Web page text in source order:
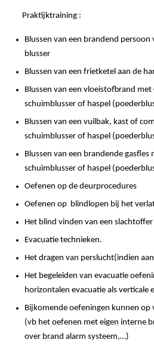
Praktijktraining :
Blussen van een brandend
blusser
Blussen van een frietketel aan de
Blussen van een vloeistofbrand met
schuimblusser of haspel
Blussen van een vuilbak, kast of
schuimblusser of haspel
Blussen van een brandende gasfles
schuimblusser of haspel
Oefenen op de deurprocedures
Oefenen op blindlopen bij het
Het blind vinden van een slachtoffer
Evacuatie technieken.
Het dragen van perslucht(indien
Het begeleiden van evacuatie
horizontalen evacuatie als verticale
Bijkomende oefeningen kunnen op
(vb het oefenen met eigen interne
over brand alarm systeem,…)